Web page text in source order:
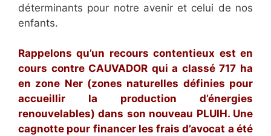
déterminants pour notre avenir et celui de nos
enfants.
Rappelons qu’un recours contentieux est en
cours contre CAUVADOR qui a classé 717 ha
en zone Ner (zones naturelles définies pour
accueillir la production d’énergies
renouvelables) dans son nouveau PLUIH. Une
cagnotte pour financer les frais d’avocat a été